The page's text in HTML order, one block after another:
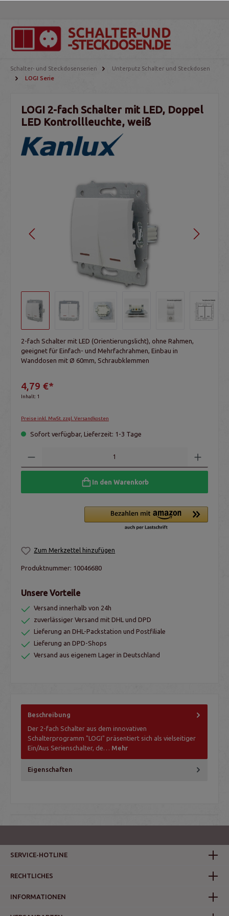
Schalter- und Steckdosenserien
Unterputz Schalter und Steckdosen
LOGI Serie
LOGI 2-fach Schalter mit LED, Doppel
LED Kontrollleuchte, weiß
2-fach Schalter mit LED (Orientierungslicht), ohne Rahmen,
geeignet für Einfach- und Mehrfachrahmen, Einbau in
Wanddosen mit Ø 60mm, Schraubklemmen
4,79 €*
Inhalt: 1
Preise inkl. MwSt. zzgl. Versandkosten
Sofort verfügbar, Lieferzeit: 1-3 Tage
In den Warenkorb
Zum Merkzettel hinzufügen
Produktnummer: 10046680
Unsere Vorteile
Versand innerhalb von 24h
zuverlässiger Versand mit DHL und DPD
Lieferung an DHL-Packstation und Postfiliale
Lieferung an DPD-Shops
Versand aus eigenem Lager in Deutschland
Beschreibung
Der 2-fach Schalter aus dem innovativen
Schalterprogramm "LOGI" präsentiert sich als vielseitiger
Ein/Aus Serienschalter, de… Mehr
Eigenschaften
SERVICE-HOTLINE
RECHTLICHES
INFORMATIONEN